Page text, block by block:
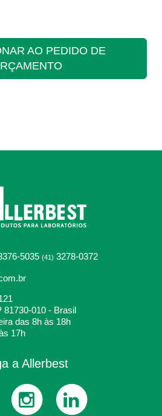
AO PEDIDO DE
5035 (41) 3278-0372
81730-010 - Brasil
das 8h às 18h
17h
a Allerbest